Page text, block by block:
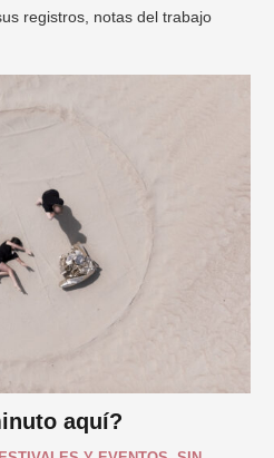
registros, notas del trabajo
aquí?